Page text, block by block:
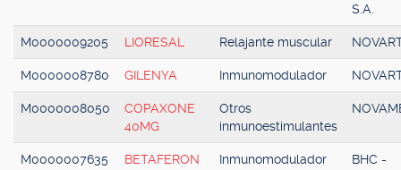
S.A.
M0000009205 LIORESAL Relajante muscular
M0000008780 GILENYA Inmunomodulador
M0000008050
COPAXONE
40MG
Otros
inmunoestimulantes
M0000007635 BETAFERON Inmunomodulador
BHC -